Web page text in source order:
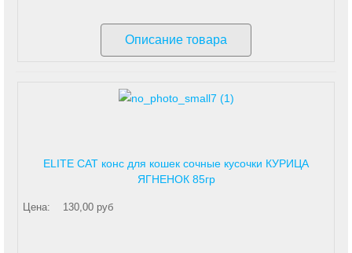
Описание товара
ELITE CAT конс для кошек сочные кусочки КУРИЦА
ЯГНЕНОК 85гр
Цена: 130,00 руб